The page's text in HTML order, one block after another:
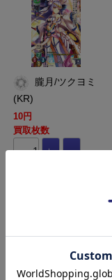
(KR)
10円
買取枚数